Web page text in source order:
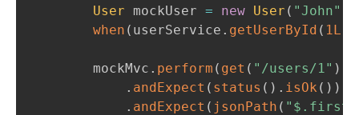
User mockUser = new User ( "John"
when ( userService . getUserById ( 1L
        mockMvc
. perform ( get ( "/users/1" )
. andExpect ( status ( ) . isOk ( ) )
. andExpect ( jsonPath (